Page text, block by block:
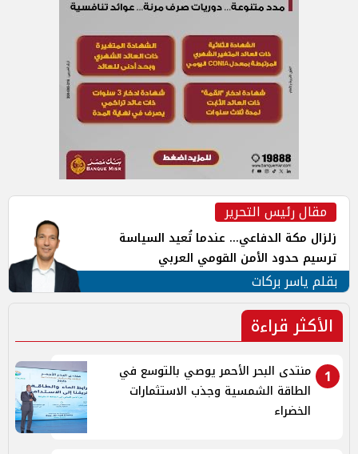
مقال رئيس التحرير
زلزال مكة الدفاعي... عندما تُعيد السياسة
ترسيم حدود الأمن القومي العربي
بقلم ياسر بركات
الأكثر قراءة
1
منتدى البحر الأحمر يوصي بالتوسع في
الطاقة الشمسية وجذب الاستثمارات
الخضراء